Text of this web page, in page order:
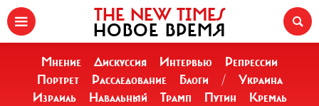
THE NEW TIMES
НОВОЕ ВРЕМЯ
Мнение Дискуссия Интервью
Репрессии
Портрет
Расследование Блоги /
Украина
Израиль
Навальный Трамп Путин
Кремль